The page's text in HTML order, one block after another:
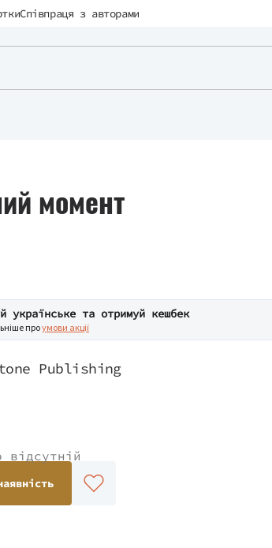
Співпраця з авторами
момент
українське та отримуй кешбек
проумови акції
Publishing
відсутній